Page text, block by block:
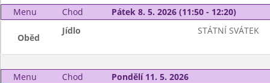
Menu
Chod Pátek 8. 5. 2026 (11:50 - 12:20)
Oběd
Jídlo STÁTNÍ SVÁTEK
Menu Chod
Pondělí 11. 5. 2026